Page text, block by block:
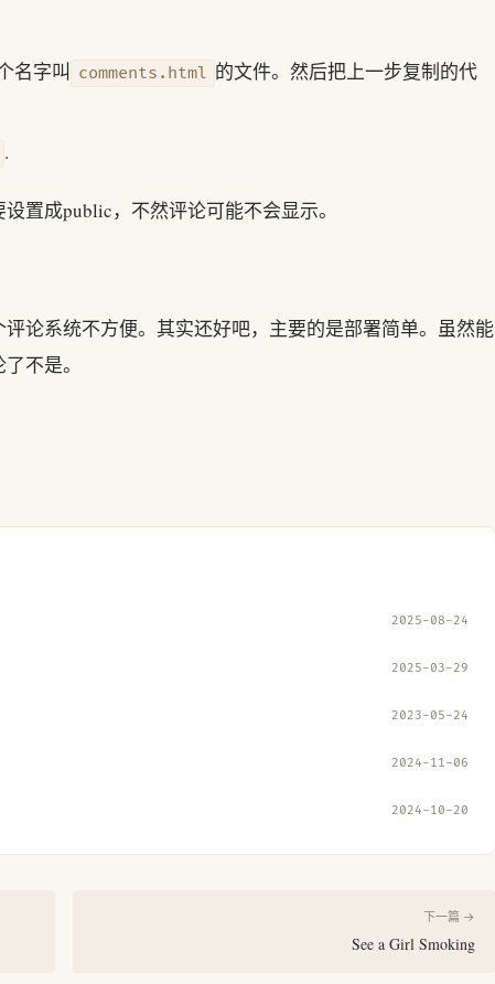
名字叫 comments.html 的文件。然后把上一步复制的代
.
置成public，不然评论可能不会显示。
论系统不方便。其实还好吧，主要的是部署简单。虽然能
不是。
2025-08-24
2025-03-29
2023-05-24
2024-11-06
2024-10-20
下一篇 →
See a Girl Smoking